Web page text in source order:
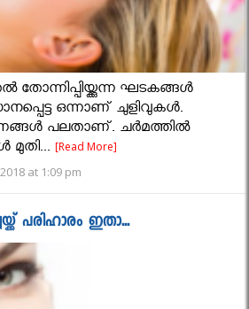
തോന്നിപ്പിയ്ക്കുന്ന ഘടകങ്ങള്‍
ഒന്നാണ് ചുളിവുകള്‍.
പലതാണ്. ചര്‍മത്തില്‍
മുതി...[Read More]
at 1:09 pm
പരിഹാരം ഇതാ...